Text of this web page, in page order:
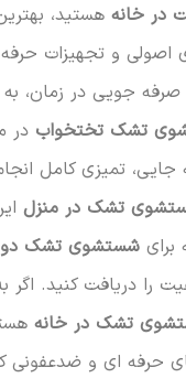
خانههستید، بهترین
اصولی و تجهیزات
صرفه جویی در زمان، به
تشک تختخوابدر
جایی، تمیزی کامل
تشک در منزل
شستشوی تشک
را دریافت کنید. اگر
تشک در خانه
حرفه ای و ضدعفونی